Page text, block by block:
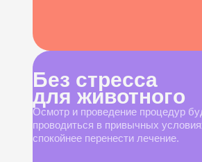
Без стресса
для животного
Осмотр и проведение процедур
проводиться в привычных
спокойнее перенести лечение.